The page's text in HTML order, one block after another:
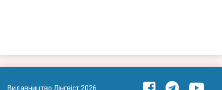
Видавництво Лінгвіст 2026